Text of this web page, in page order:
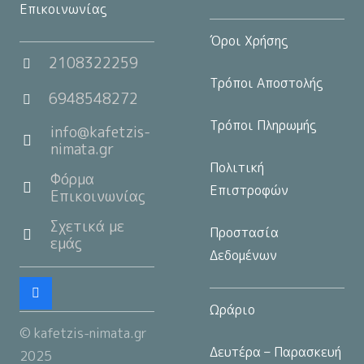
Επικοινωνίας
2108322259
6948548272
info@kafetzis-
nimata.gr
Φόρμα
Επικοινωνίας
Σχετικά με
εμάς
© kafetzis-nimata.gr
2025
Όροι Χρήσης
Τρόποι Αποστολής
Τρόποι Πληρωμής
Πολιτική
Επιστροφών
Προστασία
Δεδομένων
Ωράριο
Δευτέρα – Παρασκευή